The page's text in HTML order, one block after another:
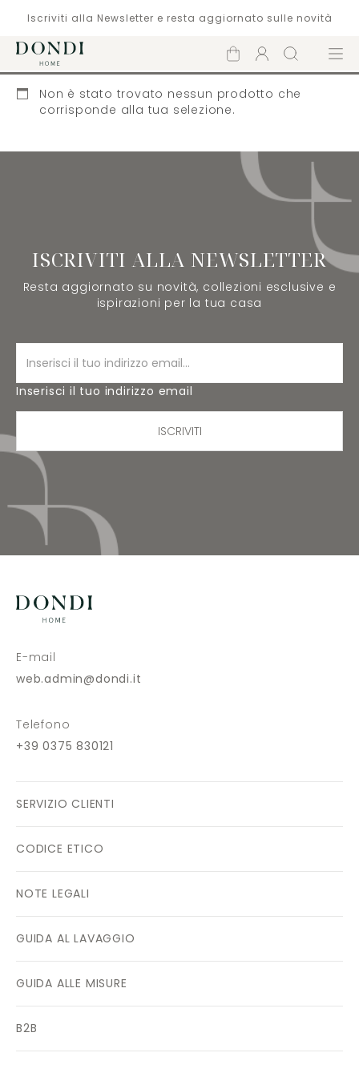
Iscriviti alla Newsletter e resta aggiornato sulle novità
Carrello
Account
Cerca Menù
Non è stato trovato nessun prodotto che
corrisponde alla tua selezione.
ISCRIVITI ALLA NEWSLETTER
Resta aggiornato su novità, collezioni esclusive e
ispirazioni per la tua casa
Inserisci il tuo indirizzo email
ISCRIVITI
E-mail
web.admin@dondi.it
Telefono
+39 0375 830121
SERVIZIO CLIENTI
CODICE ETICO
NOTE LEGALI
GUIDA AL LAVAGGIO
GUIDA ALLE MISURE
B2B